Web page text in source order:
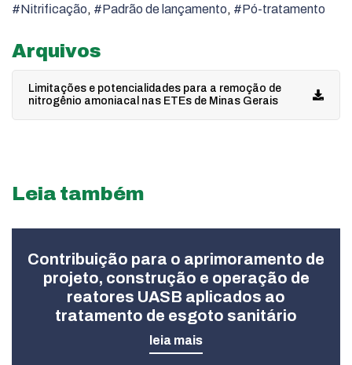
#Nitrificação, #Padrão de lançamento, #Pó-tratamento
Arquivos
Limitações e potencialidades para a remoção de
nitrogênio amoniacal nas ETEs de Minas Gerais
Leia também
Contribuição para o aprimoramento de
projeto, construção e operação de
reatores UASB aplicados ao
tratamento de esgoto sanitário
leia mais